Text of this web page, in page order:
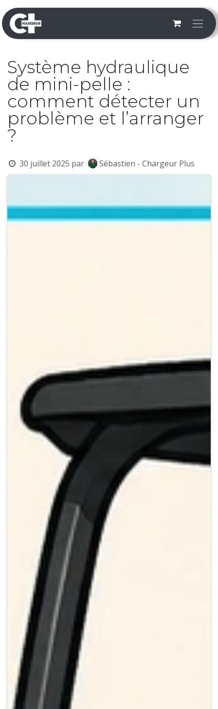
Se rendre au contenu
Système hydraulique
de mini-pelle :
comment détecter un
problème et l’arranger
?
30 juillet 2025 par Sébastien - Chargeur Plus